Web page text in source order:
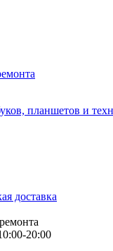
планшетов и
доставка
20:00